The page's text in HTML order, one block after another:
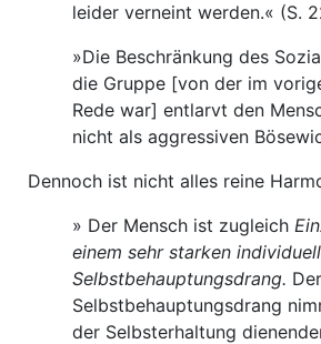
leider verneint werden.« (S.
»Die Beschränkung des
die Gruppe [von der im
Rede war] entlarvt den
nicht als aggressiven
Dennoch ist nicht alles reine
» Der Mensch ist zugleich
einem sehr starken
Selbstbehauptungsdrang. Der
Selbstbehauptungsdrang
der Selbsterhaltung